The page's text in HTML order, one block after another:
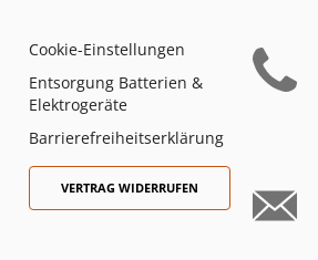
Cookie-Einstellungen
Entsorgung Batterien &
Elektrogeräte
Barrierefreiheitserklärung
VERTRAG WIDERRUFEN